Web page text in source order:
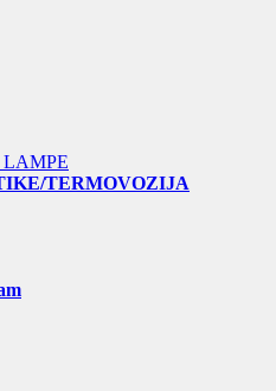
LAMPE
TERMOVOZIJA